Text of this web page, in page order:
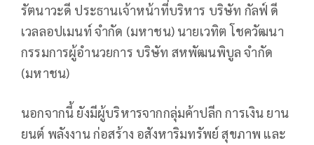
รัตนาวะดี ประธานเจ้าหน้าที่บริหาร บริษัท กัลฟ์ ดี
เวลลอปเมนท์ จำกัด (มหาชน) นายเวทิต โชควัฒนา
กรรมการผู้อำนวยการ บริษัท สหพัฒนพิบูล จำกัด
(มหาชน)
นอกจากนี้ ยังมีผู้บริหารจากกลุ่มค้าปลีก การเงิน ยาน
ยนต์ พลังงาน ก่อสร้าง อสังหาริมทรัพย์ สุขภาพ และ